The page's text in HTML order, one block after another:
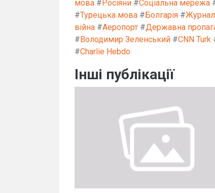
мова #Росіяни #Соціальна мережа
#Турецька мова #Болгарія #Журнал
війна #Аеропорт #Державна
#Володимир Зеленський #CNN Turk
#Charlie Hebdo
Інші публікації